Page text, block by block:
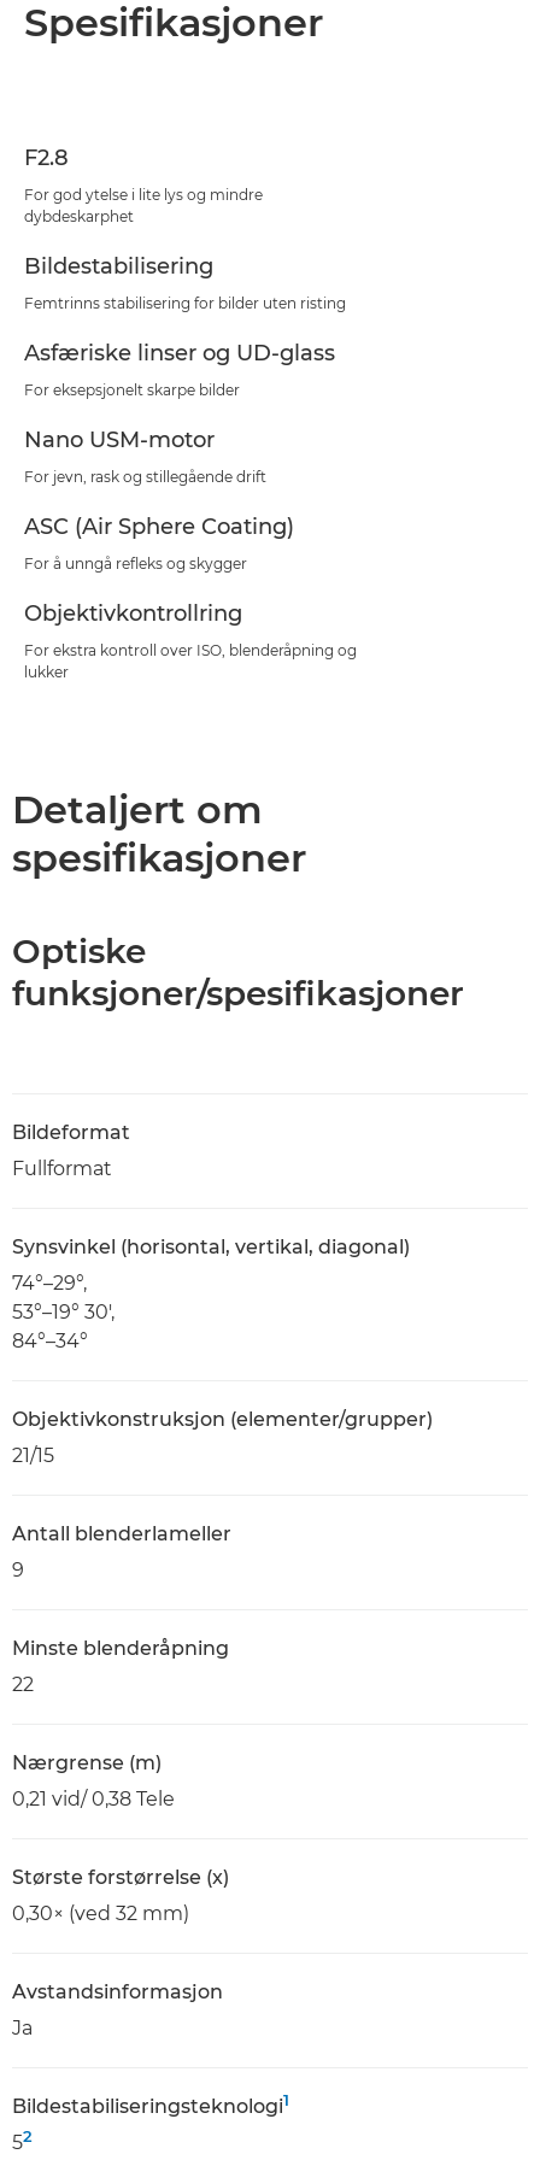
Spesifikasjoner
F2.8
For god ytelse i lite lys og mindre
dybdeskarphet
Bildestabilisering
Femtrinns stabilisering for bilder uten risting
Asfæriske linser og UD-glass
For eksepsjonelt skarpe bilder
Nano USM-motor
For jevn, rask og stillegående drift
ASC (Air Sphere Coating)
For å unngå refleks og skygger
Objektivkontrollring
For ekstra kontroll over ISO, blenderåpning og
lukker
Detaljert om
spesifikasjoner
Optiske
funksjoner/spesifikasjoner
Bildeformat
Fullformat
Synsvinkel (horisontal, vertikal, diagonal)
74°–29°,
53°–19° 30',
84°–34°
Objektivkonstruksjon (elementer/grupper)
21/15
Antall blenderlameller
9
Minste blenderåpning
22
Nærgrense (m)
0,21 vid/ 0,38 Tele
Største forstørrelse (x)
0,30× (ved 32 mm)
Avstandsinformasjon
Ja
Bildestabiliseringsteknologi1
52